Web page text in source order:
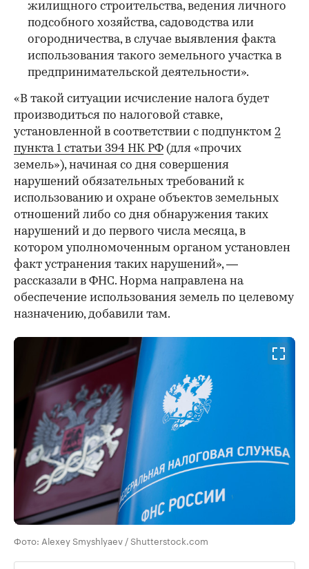
жилищного строительства, ведения личного
подсобного хозяйства, садоводства или
огородничества, в случае выявления факта
использования такого земельного участка в
предпринимательской деятельности».
«В такой ситуации исчисление налога будет
производиться по налоговой ставке,
установленной в соответствии с подпунктом 2
пункта 1 статьи 394 НК РФ (для «прочих
земель»), начиная со дня совершения
нарушений обязательных требований к
использованию и охране объектов земельных
отношений либо со дня обнаружения таких
нарушений и до первого числа месяца, в
котором уполномоченным органом установлен
факт устранения таких нарушений», —
рассказали в ФНС. Норма направлена на
обеспечение использования земель по целевому
назначению, добавили там.
Фото: Alexey Smyshlyaev / Shutterstock.com